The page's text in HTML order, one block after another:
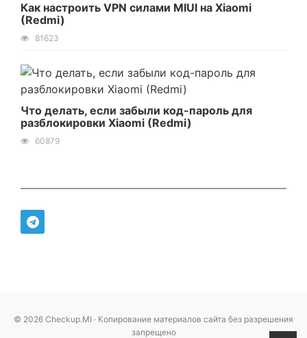
Как настроить VPN силами MIUI на Xiaomi
(Redmi)
81623
Что делать, если забыли код-пароль для
разблокировки Xiaomi (Redmi)
60879
© 2026 Checkup.MI · Копирование материалов сайта без разрешения
запрещено